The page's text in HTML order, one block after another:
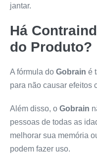
jantar.
Há
do Produto?
A fórmula do Gobrain é
para não causar efeitos
Além disso, o Gobrain
pessoas de todas as
melhorar sua memória
podem fazer uso.